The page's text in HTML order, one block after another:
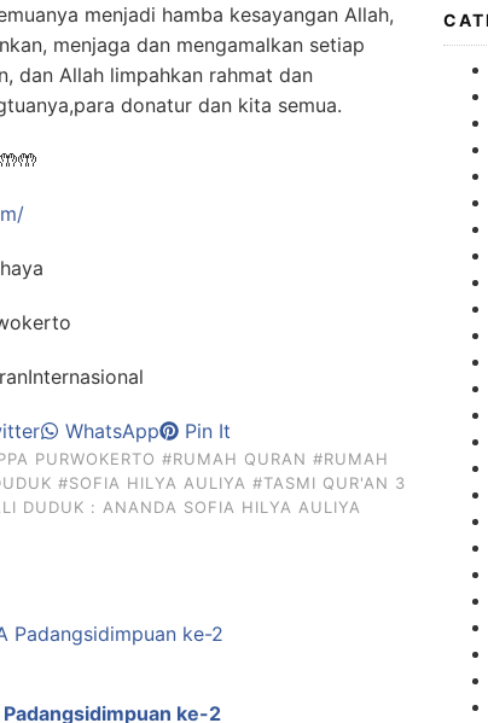
menjadi hamba kesayangan Allah,
menjaga dan mengamalkan setiap
dan Allah limpahkan rahmat dan
donatur dan kita semua.
🤲🤲
WhatsApp Pin It
PURWOKERTO #RUMAH QURAN #RUMAH
#SOFIA HILYA AULIYA #TASMI QUR'AN 3
DUDUK : ANANDA SOFIA HILYA AULIYA
Padangsidimpuan ke-2